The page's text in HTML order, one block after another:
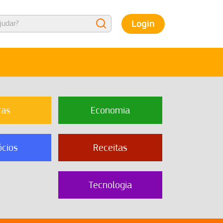
Login
Economia
Receitas
Tecnologia